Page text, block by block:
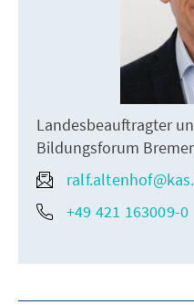
Landesbeauftragter
Bildungsforum
+49 421 163009-0